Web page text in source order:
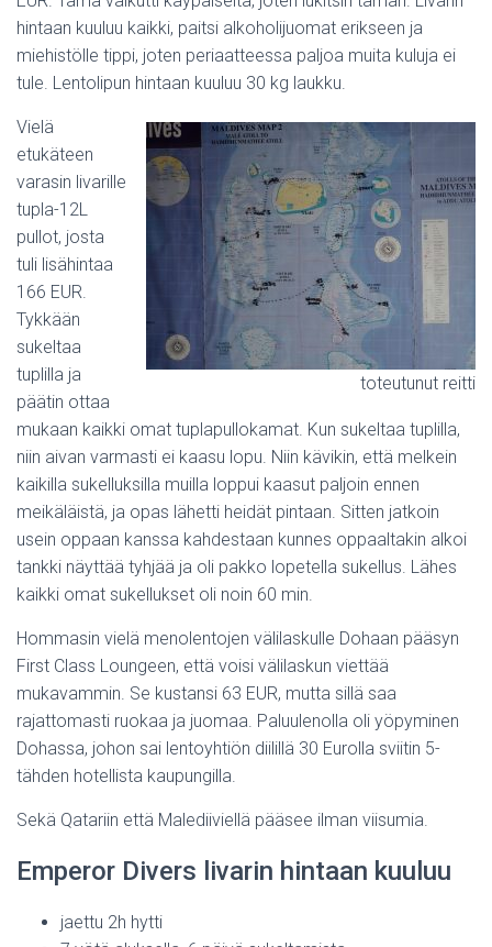
hintaan kuuluu kaikki, paitsi alkoholijuomat erikseen ja
miehistölle tippi, joten periaatteessa paljoa muita kuluja ei
tule. Lentolipun hintaan kuuluu 30 kg laukku.
toteutunut reitti
Vielä
etukäteen
varasin livarille
tupla-12L
pullot, josta
tuli lisähintaa
166 EUR.
Tykkään
sukeltaa
tuplilla ja
päätin ottaa
mukaan kaikki omat tuplapullokamat. Kun sukeltaa tuplilla,
niin aivan varmasti ei kaasu lopu. Niin kävikin, että melkein
kaikilla sukelluksilla muilla loppui kaasut paljoin ennen
meikäläistä, ja opas lähetti heidät pintaan. Sitten jatkoin
usein oppaan kanssa kahdestaan kunnes oppaaltakin alkoi
tankki näyttää tyhjää ja oli pakko lopetella sukellus. Lähes
kaikki omat sukellukset oli noin 60 min.
Hommasin vielä menolentojen välilaskulle Dohaan pääsyn
First Class Loungeen, että voisi välilaskun viettää
mukavammin. Se kustansi 63 EUR, mutta sillä saa
rajattomasti ruokaa ja juomaa. Paluulenolla oli yöpyminen
Dohassa, johon sai lentoyhtiön diilillä 30 Eurolla sviitin 5-
tähden hotellista kaupungilla.
Sekä Qatariin että Malediiviellä pääsee ilman viisumia.
Emperor Divers livarin hintaan kuuluu
jaettu 2h hytti